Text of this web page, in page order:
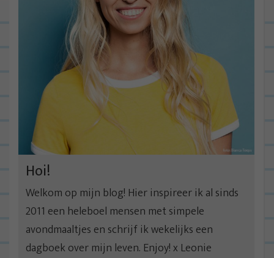
Hoi!
Welkom op mijn blog! Hier inspireer ik al sinds
2011 een heleboel mensen met simpele
avondmaaltjes en schrijf ik wekelijks een
dagboek over mijn leven. Enjoy! x Leonie